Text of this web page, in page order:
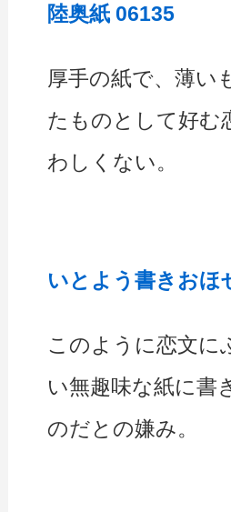
陸奥紙 06135
厚手の紙で、薄い
たものとして好む
わしくない。
いとよう書きおほ
このように恋文に
い無趣味な紙に書
のだとの嫌み。